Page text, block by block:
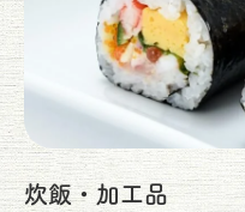
炊飯・加工品